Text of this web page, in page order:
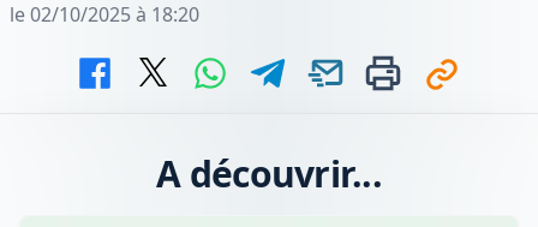
le 02/10/2025 à 18:20
A découvrir...